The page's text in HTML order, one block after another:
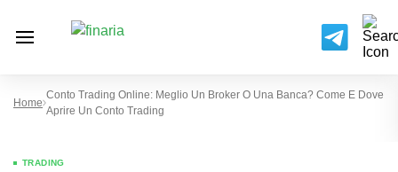
Home
Conto Trading Online: Meglio Un Broker O Una Banca? Come E Dove
Aprire Un Conto Trading
TRADING